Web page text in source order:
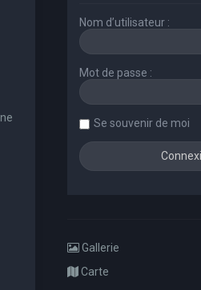
Nom d’utilisateur :
Mot de passe :
Se souvenir de moi
Gallerie
Carte